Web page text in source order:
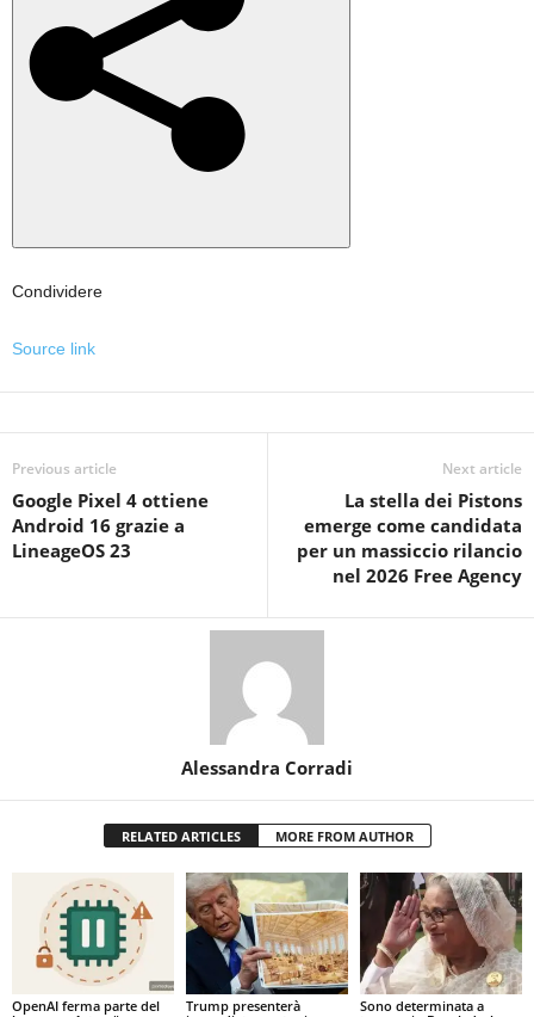
Condividere
Source link
Previous article
Google Pixel 4 ottiene
Android 16 grazie a
LineageOS 23
Next article
La stella dei Pistons
emerge come candidata
per un massiccio rilancio
nel 2026 Free Agency
Alessandra Corradi
RELATED ARTICLES MORE FROM AUTHOR
OpenAI ferma parte del
Trump presenterà
Sono determinata a